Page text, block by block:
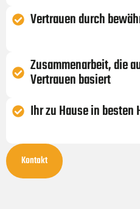
Vertrauen durch
Zusammenarbeit, die
Vertrauen basiert
Ihr zu Hause in besten
Kontakt